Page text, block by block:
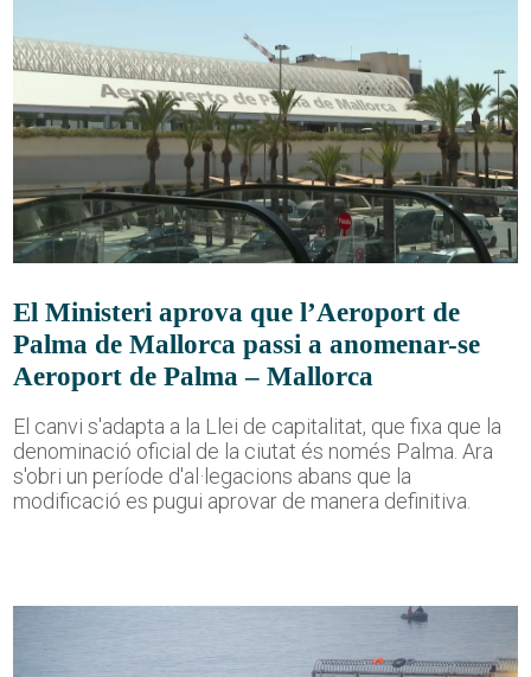
El Ministeri aprova que l’Aeroport de
Palma de Mallorca passi a anomenar-se
Aeroport de Palma – Mallorca
El canvi s'adapta a la Llei de capitalitat, que fixa que la
denominació oficial de la ciutat és només Palma. Ara
s'obri un període d'al·legacions abans que la
modificació es pugui aprovar de manera definitiva.